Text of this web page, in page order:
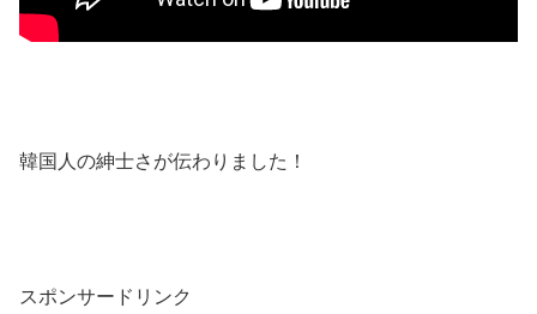
韓国人の紳士さが伝わりました！
スポンサードリンク